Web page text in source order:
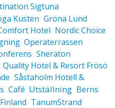
Sigtuna
Kusten Gröna Lund
Hotel Nordic Choice
Operaterrassen
Sheraton
Quality Hotel & Resort Frösö
Såstaholm Hotell &
Café Utställning Berns
Finland TanumStrand